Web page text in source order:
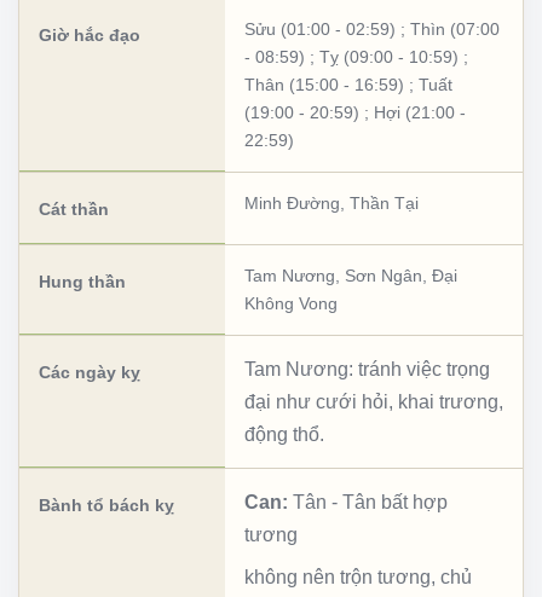
Giờ hắc đạo Sửu (01:00 - 02:59) ; Thìn (07:00
- 08:59) ; Tỵ (09:00 - 10:59) ;
Thân (15:00 - 16:59) ; Tuất
(19:00 - 20:59) ; Hợi (21:00 -
22:59)
Cát thần Minh Đường Thần Tại
Hung thần Tam Nương Sơn Ngân Đại
Không Vong
Các ngày kỵ
Tam Nương: tránh việc trọng
đại như cưới hỏi, khai trương,
động thổ.
Bành tổ bách kỵ Can: Tân - Tân bất hợp
tương
không nên trộn tương, chủ